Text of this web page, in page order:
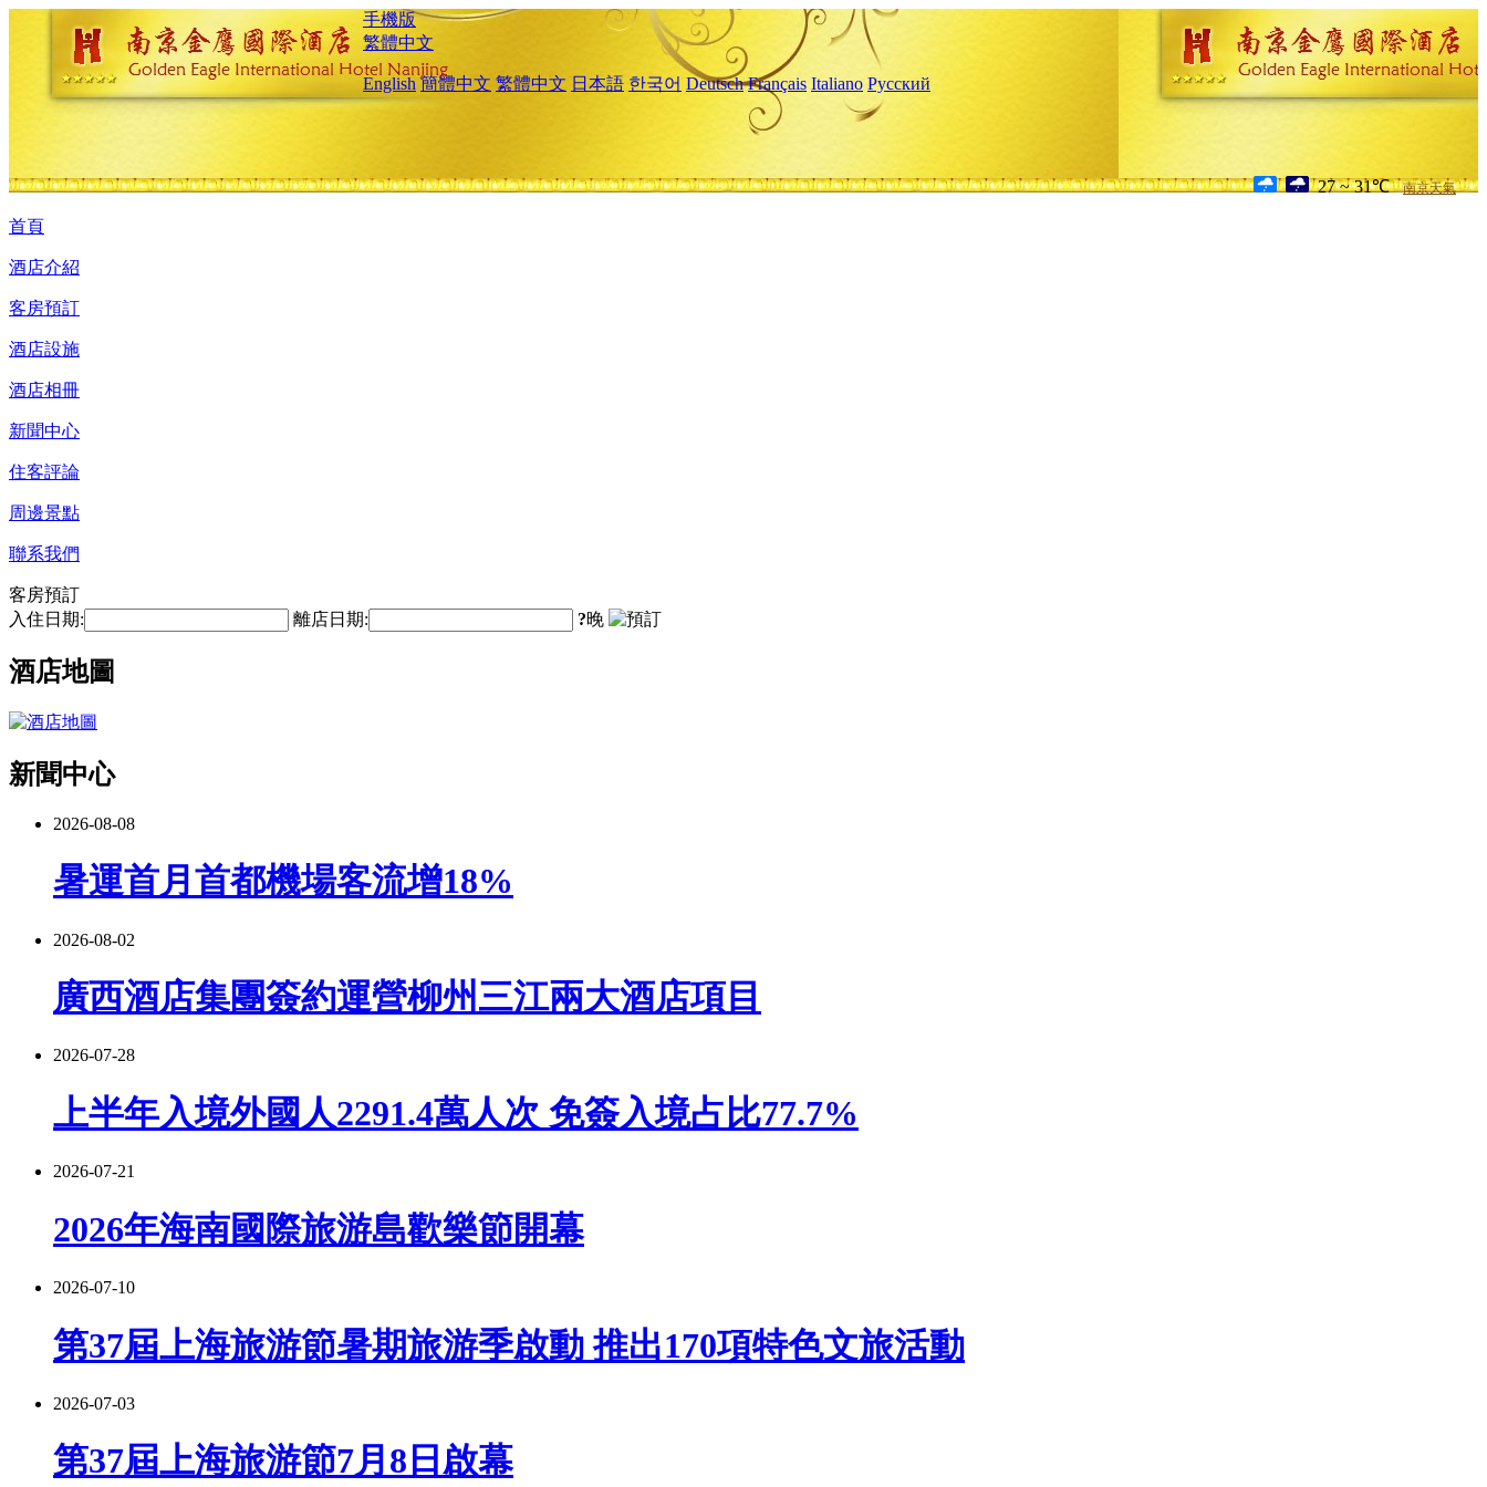
手機版
繁體中文
English 簡體中文 繁體中文 日本語 한국어 Deutsch Français Italiano Русский
27 ~ 31℃ 南京天氣
首頁
酒店介紹
客房預訂
酒店設施
酒店相冊
新聞中心
住客評論
周邊景點
聯系我們
客房預訂
入住日期:
離店日期: ?晚
酒店地圖
新聞中心
2026-08-08
暑運首月首都機場客流增18%
2026-08-02
廣西酒店集團簽約運營柳州三江兩大酒店項目
2026-07-28
上半年入境外國人2291.4萬人次 免簽入境占比77.7%
2026-07-21
2026年海南國際旅游島歡樂節開幕
2026-07-10
第37屆上海旅游節暑期旅游季啟動 推出170項特色文旅活動
2026-07-03
第37屆上海旅游節7月8日啟幕